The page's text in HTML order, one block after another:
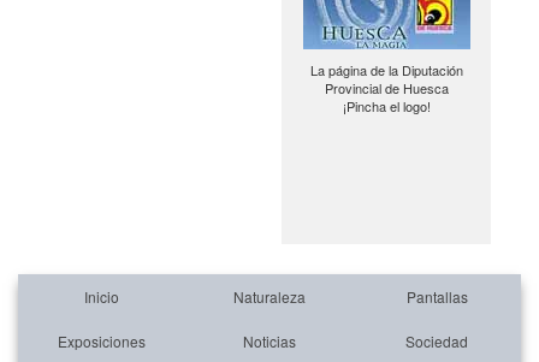
La página de la Diputación
Provincial de Huesca
¡Pincha el logo!
Inicio Naturaleza Pantallas
Exposiciones Noticias Sociedad